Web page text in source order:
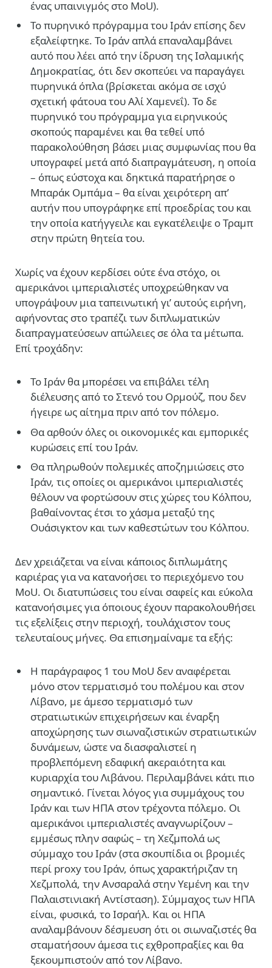
ένας υπαινιγμός στο ΜoU).
Το πυρηνικό πρόγραμμα του Ιράν επίσης δεν
εξαλείφτηκε. Το Ιράν απλά επαναλαμβάνει
αυτό που λέει από την ίδρυση της Ισλαμικής
Δημοκρατίας, ότι δεν σκοπεύει να παραγάγει
πυρηνικά όπλα (βρίσκεται ακόμα σε ισχύ
σχετική φάτουα του Αλί Χαμενεΐ). Το δε
πυρηνικό του πρόγραμμα για ειρηνικούς
σκοπούς παραμένει και θα τεθεί υπό
παρακολούθηση βάσει μιας συμφωνίας που θα
υπογραφεί μετά από διαπραγμάτευση, η οποία
– όπως εύστοχα και δηκτικά παρατήρησε ο
Μπαράκ Ομπάμα – θα είναι χειρότερη απ’
αυτήν που υπογράφηκε επί προεδρίας του και
την οποία κατήγγειλε και εγκατέλειψε ο Τραμπ
στην πρώτη θητεία του.
Χωρίς να έχουν κερδίσει ούτε ένα στόχο, οι
αμερικάνοι ιμπεριαλιστές υποχρεώθηκαν να
υπογράψουν μια ταπεινωτική γι’ αυτούς ειρήνη,
αφήνοντας στο τραπέζι των διπλωματικών
διαπραγματεύσεων απώλειες σε όλα τα μέτωπα.
Επί τροχάδην:
Το Ιράν θα μπορέσει να επιβάλει τέλη
διέλευσης από το Στενό του Ορμούζ, που δεν
ήγειρε ως αίτημα πριν από τον πόλεμο.
Θα αρθούν όλες οι οικονομικές και εμπορικές
κυρώσεις επί του Ιράν.
Θα πληρωθούν πολεμικές αποζημιώσεις στο
Ιράν, τις οποίες οι αμερικάνοι ιμπεριαλιστές
θέλουν να φορτώσουν στις χώρες του Κόλπου,
βαθαίνοντας έτσι το χάσμα μεταξύ της
Ουάσιγκτον και των καθεστώτων του Κόλπου.
Δεν χρειάζεται να είναι κάποιος διπλωμάτης
καριέρας για να κατανοήσει το περιεχόμενο του
ΜοU. Οι διατυπώσεις του είναι σαφείς και εύκολα
κατανοήσιμες για όποιους έχουν παρακολουθήσει
τις εξελίξεις στην περιοχή, τουλάχιστον τους
τελευταίους μήνες. Θα επισημαίναμε τα εξής:
Η παράγραφος 1 του ΜοU δεν αναφέρεται
μόνο στον τερματισμό του πολέμου και στον
Λίβανο, με άμεσο τερματισμό των
στρατιωτικών επιχειρήσεων και έναρξη
αποχώρησης των σιωναζιστικών στρατιωτικών
δυνάμεων, ώστε να διασφαλιστεί η
προβλεπόμενη εδαφική ακεραιότητα και
κυριαρχία του Λιβάνου. Περιλαμβάνει κάτι πιο
σημαντικό. Γίνεται λόγος για συμμάχους του
Ιράν και των ΗΠΑ στον τρέχοντα πόλεμο. Οι
αμερικάνοι ιμπεριαλιστές αναγνωρίζουν –
εμμέσως πλην σαφώς – τη Χεζμπολά ως
σύμμαχο του Ιράν (στα σκουπίδια οι βρομιές
περί proxy του Ιράν, όπως χαρακτήριζαν τη
Χεζμπολά, την Ανσαραλά στην Υεμένη και την
Παλαιστινιακή Αντίσταση). Σύμμαχος των ΗΠΑ
είναι, φυσικά, το Ισραήλ. Και οι ΗΠΑ
αναλαμβάνουν δέσμευση ότι οι σιωναζιστές θα
σταματήσουν άμεσα τις εχθροπραξίες και θα
ξεκουμπιστούν από τον Λίβανο.